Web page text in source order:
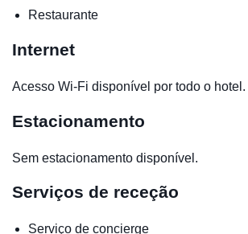
Restaurante
Internet
Acesso Wi-Fi disponível por todo o
Estacionamento
Sem estacionamento disponível.
Serviços de receção
Serviço de concierge